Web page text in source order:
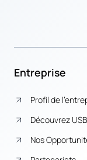
Entreprise
Profil de
Découvrez
Nos